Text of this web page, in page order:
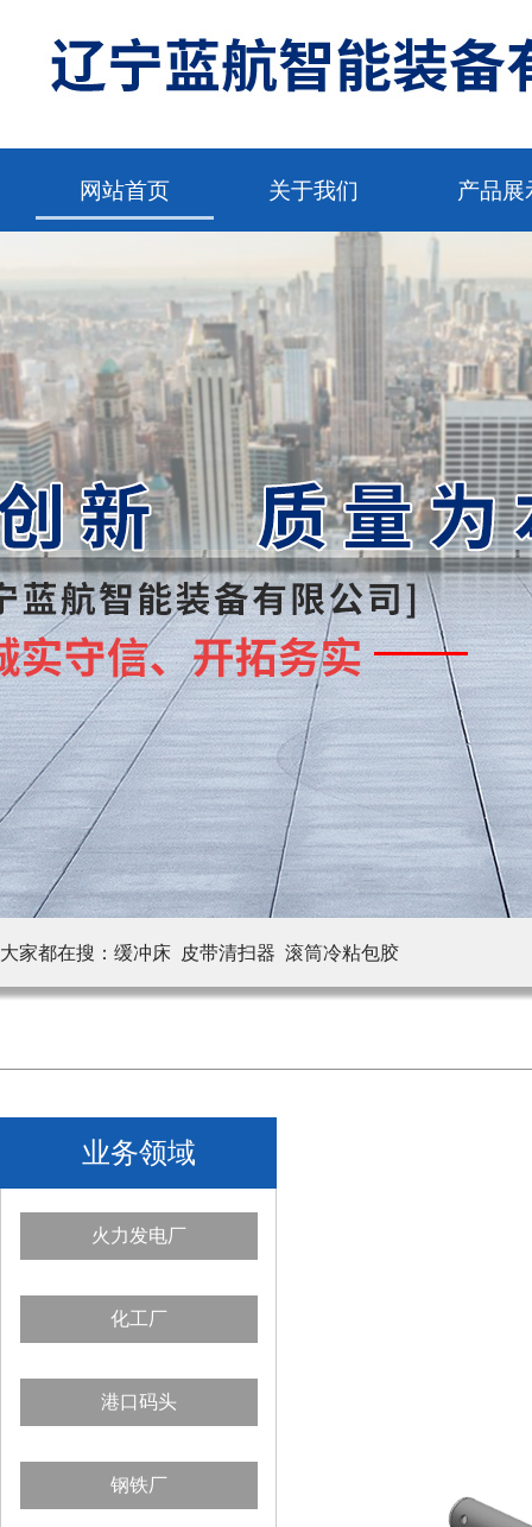
网站首页 关于我们 产品展
大家都在搜： 缓冲床 皮带清扫器 滚筒冷粘包胶
业务领域
火力发电厂
化工厂
港口码头
钢铁厂